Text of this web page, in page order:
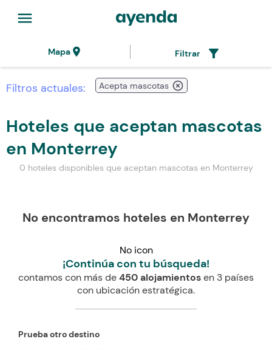
menu
Mapalocation_on Filtrar filter_alt
Filtros actuales: Acepta mascotas highlight_off
Hoteles que aceptan mascotas
en Monterrey
0 hoteles disponibles que aceptan mascotas en Monterrey
No encontramos hoteles en Monterrey
No icon
¡Continúa con tu búsqueda!
contamos con más de450 alojamientosen 3 países
con ubicación estratégica.
Prueba otro destino